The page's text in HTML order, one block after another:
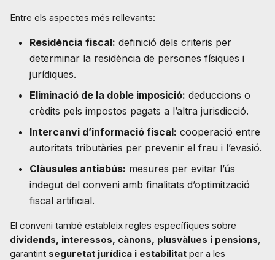
Entre els aspectes més rellevants:
Residència fiscal: definició dels criteris per
determinar la residència de persones físiques i
jurídiques.
Eliminació de la doble imposició: deduccions o
crèdits pels impostos pagats a l’altra jurisdicció.
Intercanvi d’informació fiscal: cooperació entre
autoritats tributàries per prevenir el frau i l’evasió.
Clàusules antiabús: mesures per evitar l’ús
indegut del conveni amb finalitats d’optimització
fiscal artificial.
El conveni també estableix regles específiques sobre
dividends, interessos, cànons, plusvàlues i pensions,
garantint seguretat jurídica i estabilitat per a les